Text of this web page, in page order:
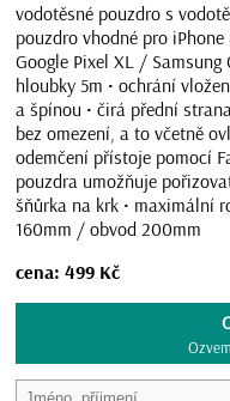
vodotěsné pouzdro s
pouzdro vhodné pro
Google Pixel XL /
hloubky 5m • ochrání
a špínou • čirá přední
bez omezení, a to včetně
odemčení přístoje pomocí
pouzdra umožňuje
šňůrka na krk • maximální
160mm / obvod 200mm
cena: 499 Kč